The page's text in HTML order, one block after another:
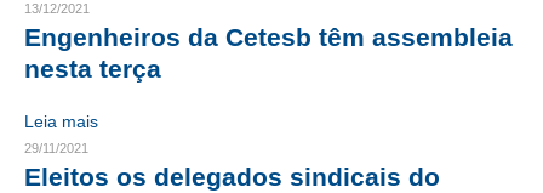
CONTRIBUIÇÃO ASSOCIATIVA OU ANUIDADE DE SÓCIO
CONTRIBUIÇÃO SINDICAL URBANA
REVISÃO DE APOSENTADORIA
13/12/2021
Engenheiros da Cetesb têm assembleia
nesta terça
Leia mais
29/11/2021
Eleitos os delegados sindicais do